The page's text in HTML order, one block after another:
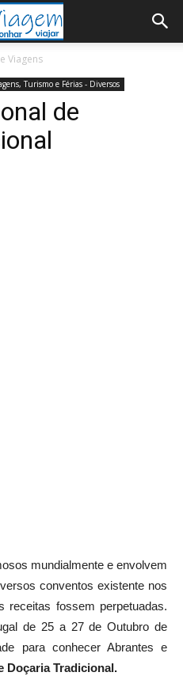
Viagens
Turismo e Férias - Diversos
de
mundialmente e envolvem
conventos existente nos
receitas fossem perpetuadas.
de 25 a 27 de Outubro de
para conhecer Abrantes e
Doçaria Tradicional.